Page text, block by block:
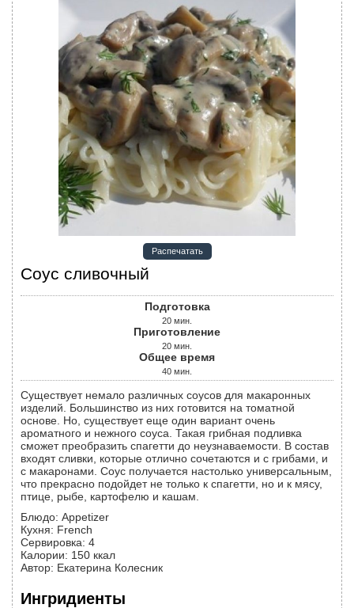
Распечатать
Соус сливочный
Подготовка
20 мин.
Приготовление
20 мин.
Общее время
40 мин.
Существует немало различных соусов для макаронных
изделий. Большинство из них готовится на томатной
основе. Но, существует еще один вариант очень
ароматного и нежного соуса. Такая грибная подливка
сможет преобразить спагетти до неузнаваемости. В состав
входят сливки, которые отлично сочетаются и с грибами, и
с макаронами. Соус получается настолько универсальным,
что прекрасно подойдет не только к спагетти, но и к мясу,
птице, рыбе, картофелю и кашам.
Блюдо: Appetizer
Кухня: French
Сервировка: 4
Калории: 150 ккал
Автор: Екатерина Колесник
Ингридиенты